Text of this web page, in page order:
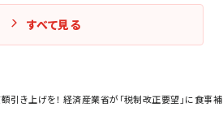
引き上げを！ 経済産業省が「税制改正要望」に食事補
すべて見る